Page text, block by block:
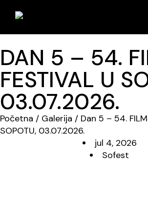
DAN 5 – 54.
FESTIVAL U
03.07.2026.
Početna / Galerija / Dan 5 – 54.
SOPOTU, 03.07.2026.
jul 4, 2026
Sofest